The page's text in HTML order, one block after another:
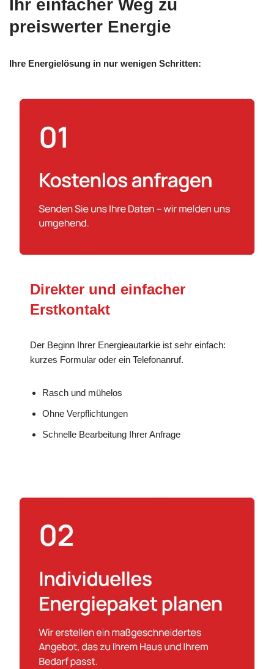
Ihr einfacher Weg zu
preiswerter Energie
Ihre Energielösung in nur wenigen Schritten:
Direkter und einfacher
Erstkontakt
Der Beginn Ihrer Energieautarkie ist sehr einfach:
kurzes Formular oder ein Telefonanruf.
Rasch und mühelos
Ohne Verpflichtungen
Schnelle Bearbeitung Ihrer Anfrage